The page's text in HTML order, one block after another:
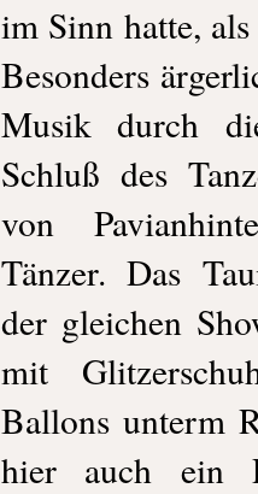
im Sinn hatte,
Besonders
Musik durch
Schluß des
von
Tänzer. Das
der gleichen
mit
Ballons unterm
hier auch ein